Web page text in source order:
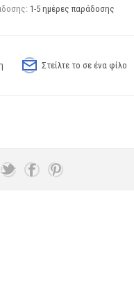
1-5 ημέρες παράδοσης
Στείλτε το σε ένα φίλο